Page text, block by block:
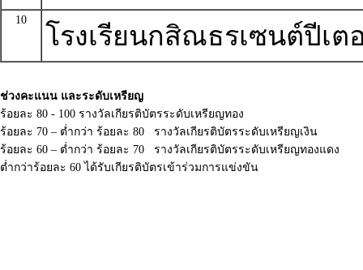
10
โรงเรียนกสิณธรเซนต์ปีเต
ช่วงคะแนน และระดับเหรียญ
ร้อยละ 80 - 100 รางวัลเกียรติบัตรระดับเหรียญทอง
ร้อยละ 70 – ต่ำกว่า ร้อยละ 80 รางวัลเกียรติบัตรระดับเหรียญเงิน
ร้อยละ 60 – ต่ำกว่า ร้อยละ 70 รางวัลเกียรติบัตรระดับเหรียญทองแดง
ต่ำกว่าร้อยละ 60 ได้รับเกียรติบัตรเข้าร่วมการแข่งขัน